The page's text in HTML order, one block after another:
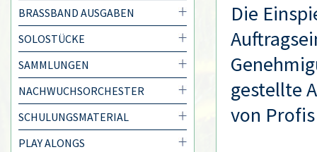
BRASSBAND AUSGABEN
SOLOSTÜCKE
SAMMLUNGEN
NACHWUCHSORCHESTER
SCHULUNGSMATERIAL
PLAY ALONGS
Die
gestellte
von